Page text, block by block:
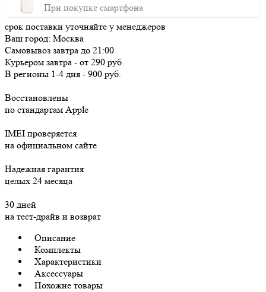
При покупке смартфона
срок поставки уточняйте у менеджеров
Ваш город: Москва
Самовывоз завтра до 21:00
Курьером завтра - от 290 руб.
В регионы 1-4 дня - 900 руб.
Восстановлены
по стандартам Apple
IMEI проверяется
на официальном сайте
Надежная гарантия
целых 24 месяца
30 дней
на тест-драйв и возврат
Описание
Комплекты
Характеристики
Аксессуары
Похожие товары